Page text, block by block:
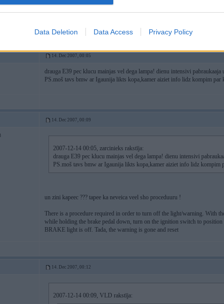
Data Deletion Data Access Privacy Policy
14. Dec 2007, 00:05
drauga E39 pec klucu mainjas vel dega lampa! dienu intensivi pabraukaaja
PS.moš tavs bmw ar Igaunija likts kopa,kamer aiziet info lidz kompim par
14. Dec 2007, 00:09
2007-12-14 00:05, zarcinieks rakstīja:
drauga E39 pec klucu mainjas vel dega lampa! dienu intensivi
PS.moš tavs bmw ar Igaunija likts kopa,kamer aiziet info lidz kompim
un zini kapeec ??? tapee ka neveica veel sho proceduuru !
There is a procedure required in order to turn off the light/warning. With
while holding the brake pedal down, turn on the ignition switch to
BRAKE light is off. Tada, the warning is gone and reset
14. Dec 2007, 00:12
2007-12-14 00:09, VLD rakstīja: